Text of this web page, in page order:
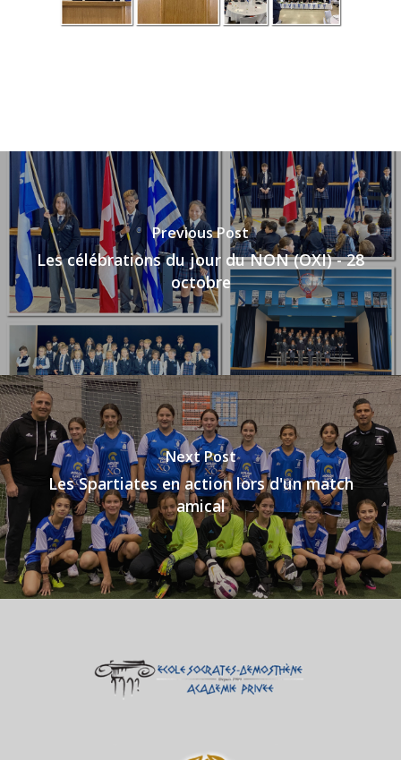
Previous Post
Les célébrations du jour du NON (OXI) - 28
octobre
Next Post
Les Spartiates en action lors d'un match
amical